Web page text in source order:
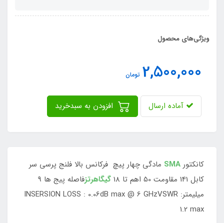
ویژگی‌های محصول
2,500,000 تومان
آماده ارسال
کانکتور SMA مادگی چهار پیچ فرکانس بالا فلنج پرسی سر
کابل 141 مقاومت 50 اهم تا 18
گیگاهرتز
فاصله پیج ها 9
میلیمترINSERSION LOSS : 0.06dB max @ 6 GHzVSWR :
1.2 max